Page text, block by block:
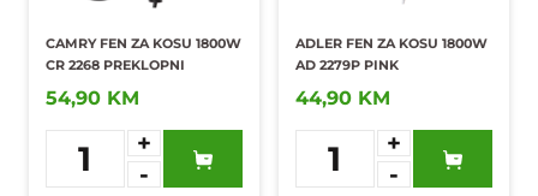
CAMRY FEN ZA KOSU 1800W
CR 2268 PREKLOPNI
54,90 KM
1
+
-
Dodaj u
omiljene
ADLER FEN ZA KOSU 1800W
AD 2279P PINK
44,90 KM
1
+
-
Dodaj u
omiljene